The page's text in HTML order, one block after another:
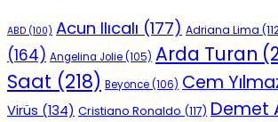
ABD (100) Acun Ilıcalı (177) Adriana Lima
(164) Angelina Jolie(105) Arda Turan
Saat (218) Beyonce(106) Cem
Virüs (134) Cristiano Ronaldo (117) Demet